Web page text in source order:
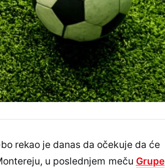
rekao je danas da očekuje da će
u poslednjem meču Grupe